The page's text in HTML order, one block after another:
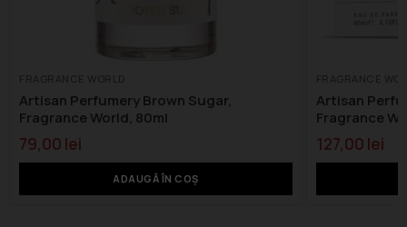
Artisan Perfumery Brown Sugar,
Fragrance World, 80ml
79,00 lei
ADAUGĂ ÎN COȘ
Artisan
Fragrance
127,00 lei